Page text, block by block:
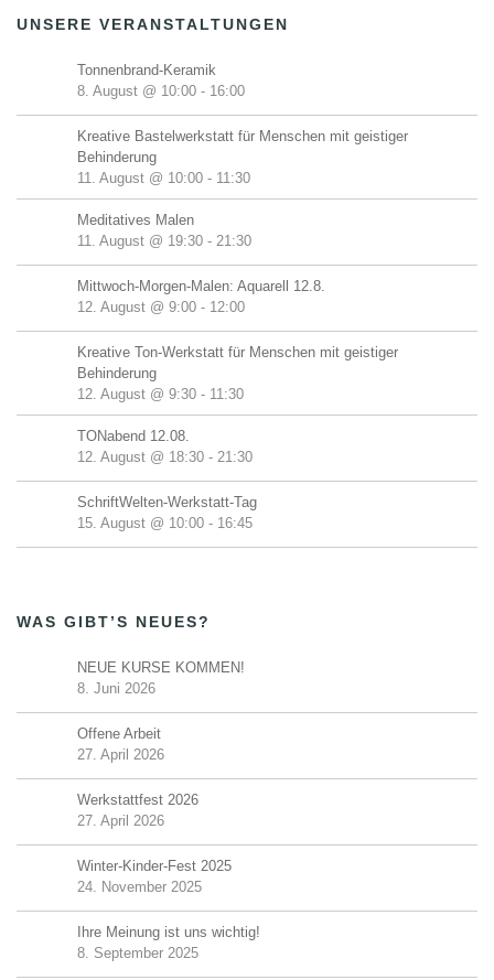
UNSERE VERANSTALTUNGEN
Tonnenbrand-Keramik
8. August @ 10:00 - 16:00
Kreative Bastelwerkstatt für Menschen mit geistiger
Behinderung
11. August @ 10:00 - 11:30
Meditatives Malen
11. August @ 19:30 - 21:30
Mittwoch-Morgen-Malen: Aquarell 12.8.
12. August @ 9:00 - 12:00
Kreative Ton-Werkstatt für Menschen mit geistiger
Behinderung
12. August @ 9:30 - 11:30
TONabend 12.08.
12. August @ 18:30 - 21:30
SchriftWelten-Werkstatt-Tag
15. August @ 10:00 - 16:45
WAS GIBT’S NEUES?
NEUE KURSE KOMMEN!
8. Juni 2026
Offene Arbeit
27. April 2026
Werkstattfest 2026
27. April 2026
Winter-Kinder-Fest 2025
24. November 2025
Ihre Meinung ist uns wichtig!
8. September 2025